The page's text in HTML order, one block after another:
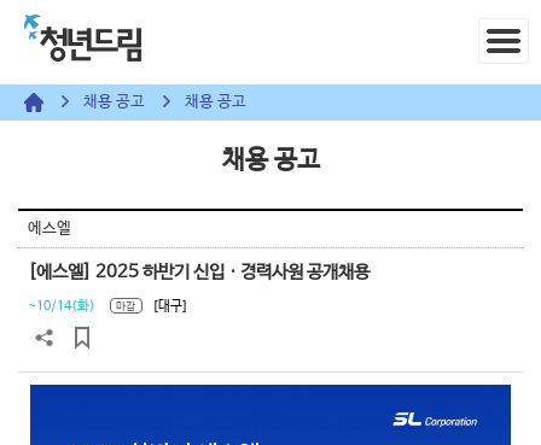
채용 공고 채용 공고
채용 공고
에스엘
[에스엘] 2025 하반기 신입ㆍ경력사원 공개채용
~10/14(화) 마감 [대구]